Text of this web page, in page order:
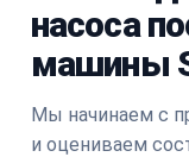
насоса
машины
Мы начинаем с
и оцениваем